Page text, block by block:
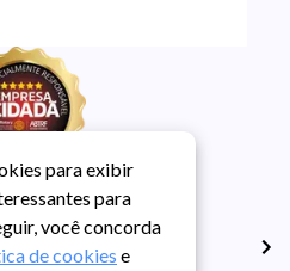
para exibir
para
você concorda
de cookies e